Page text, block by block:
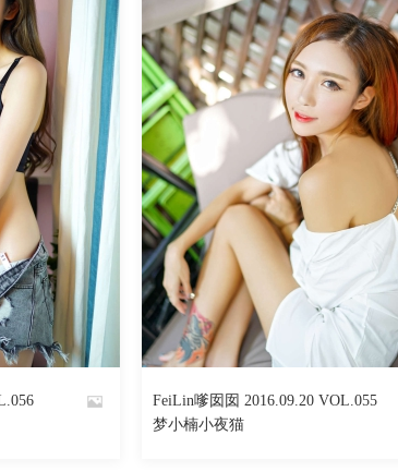
856 阅读 0 回复 668 阅读
By
FeiLin嗲囡囡 2016.09.20 VOL.055
梦小楠小夜猫